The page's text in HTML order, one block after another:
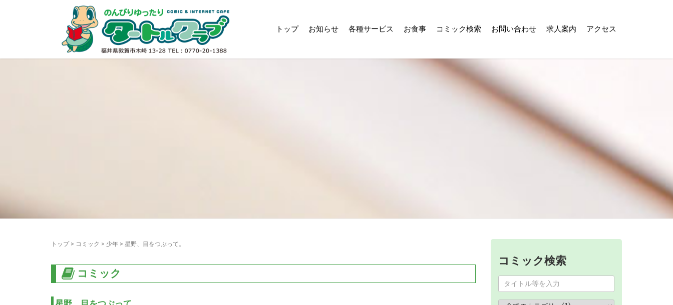
トップ お知らせ 各種サービス お食事 コミック検索 お問い合わせ 求人案内 アクセス
トップ> コミック > 少年 > 星野、目をつぶって。
コミック
コミック検索